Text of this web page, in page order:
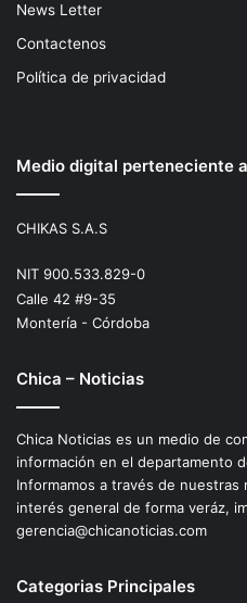
News Letter
Contactenos
Política de privacidad
Medio digital perteneciente
CHIKAS S.A.S
NIT 900.533.829-0
Calle 42 #9-35
Montería - Córdoba
Chica – Noticias
Chica Noticias es un medio de
información en el departamento
Informamos a través de nuestras
interés general de forma veráz,
gerencia@chicanoticias.com
Categorias Principales